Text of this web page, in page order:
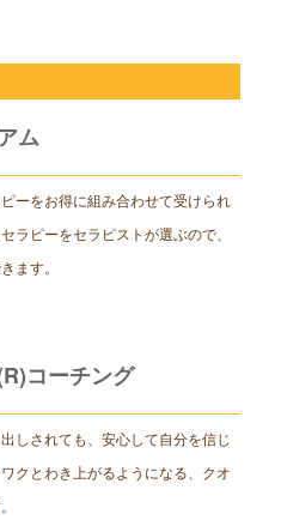
ム
ーをお得に組み合わせて受けられ
ラピーをセラピストが選ぶので、
ます。
コーチング
しされても、安心して自分を信じ
クとわき上がるようになる、クオ